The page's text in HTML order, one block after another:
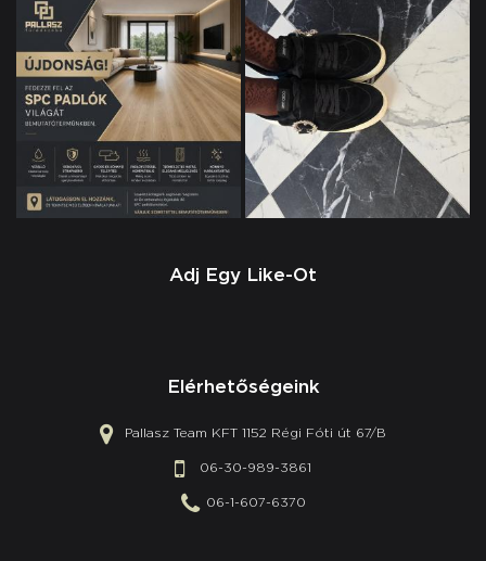
Adj Egy Like-Ot
Elérhetőségeink
Pallasz Team KFT 1152 Régi Fóti út 67/B
06-30-989-3861
06-1-607-6370